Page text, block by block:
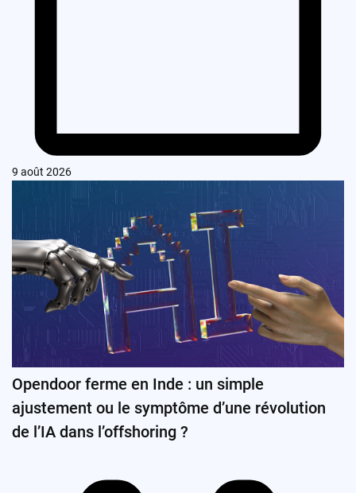
9 août 2026
Opendoor ferme en Inde : un simple
ajustement ou le symptôme d’une révolution
de l’IA dans l’offshoring ?